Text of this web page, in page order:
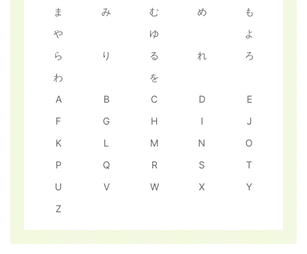
ま
み む め
も
や
ゆ
よ
ら
り る れ
ろ
わ
を
A
B C D
E
F
G H I
J
K
L M N
O
P
Q R S
T
U
V W X
Y
Z